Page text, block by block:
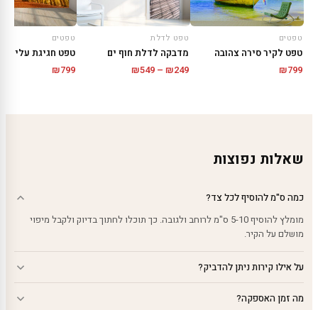
טפטים
טפט לקיר סירה צהובה
₪799
טפט לדלת
מדבקה לדלת חוף ים
₪249
–
₪549
טפטים
טפט חגיגת עלי
₪799
שאלות נפוצות
כמה ס"מ להוסיף לכל צד?
מומלץ להוסיף 5-10 ס"מ לרוחב ולגובה. כך תוכלו לחתוך בדיוק ולקבל מיפוי
מושלם על הקיר.
על אילו קירות ניתן להדביק?
מה זמן האספקה?